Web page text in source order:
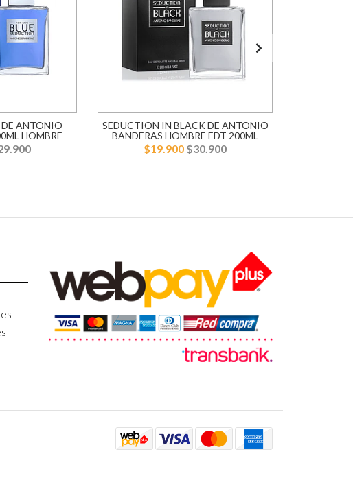
ANTONIO
HOMBRE
SEDUCTION IN BLACK DE ANTONIO
BANDERAS HOMBRE EDT 200ML
$19.900$30.900